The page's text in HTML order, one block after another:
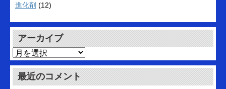
進化剤 (12)
アーカイブ
ア
ー
カ
イ
最近のコメント